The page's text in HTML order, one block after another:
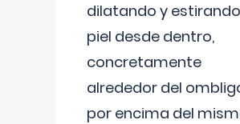
dilatando y
piel desde dentro,
concretamente
alrededor del
por encima del